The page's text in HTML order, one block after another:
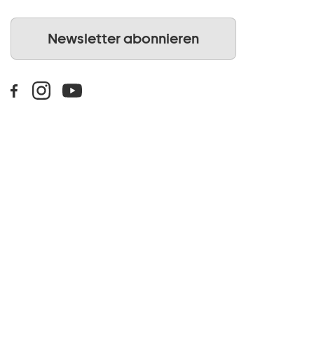
Newsletter abonnieren